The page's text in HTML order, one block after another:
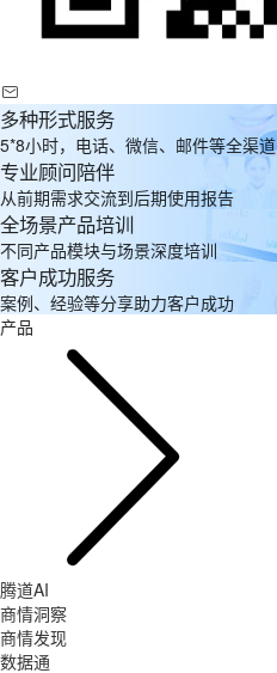
多种形式服务
5*8小时，电话、微信、邮件等全渠道
专业顾问陪伴
从前期需求交流到后期使用报告
全场景产品培训
不同产品模块与场景深度培训
客户成功服务
案例、经验等分享助力客户成功
产品
腾道AI
商情洞察
商情发现
数据通